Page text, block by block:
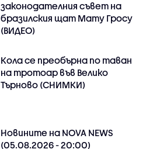
законодателния съвет на
бразилския щат Мату Гросу
(ВИДЕО)
Кола се преобърна по таван
на тротоар във Велико
Търново (СНИМКИ)
Новините на NOVA NEWS
(05.08.2026 - 20:00)